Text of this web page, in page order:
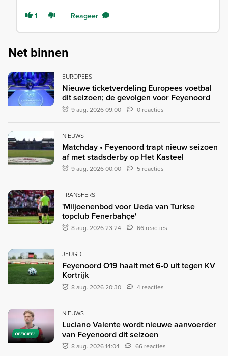
1 Reageer
Net binnen
EUROPEES
Nieuwe ticketverdeling Europees voetbal
dit seizoen; de gevolgen voor Feyenoord
9 aug. 2026 09:00 0 reacties
NIEUWS
Matchday • Feyenoord trapt nieuw seizoen
af met stadsderby op Het Kasteel
9 aug. 2026 00:00 5 reacties
TRANSFERS
'Miljoenenbod voor Ueda van Turkse
topclub Fenerbahçe'
8 aug. 2026 23:24 66 reacties
JEUGD
Feyenoord O19 haalt met 6-0 uit tegen KV
Kortrijk
8 aug. 2026 20:30 4 reacties
OFFICIEEL
NIEUWS
Luciano Valente wordt nieuwe aanvoerder
van Feyenoord dit seizoen
8 aug. 2026 14:04 66 reacties